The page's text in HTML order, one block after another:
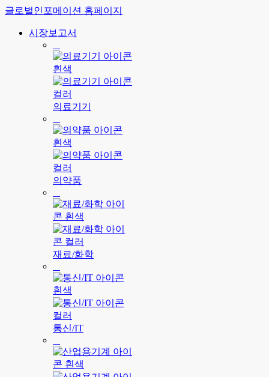
글로벌인포메이션 홈페이지
시장보고서
의료기기
의약품
재료/화학
통신/IT